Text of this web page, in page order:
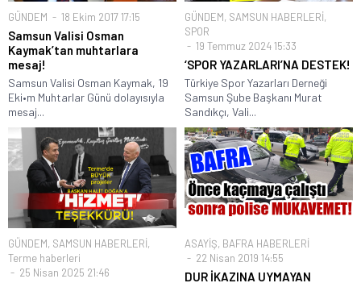
GÜNDEM 18 Ekim 2017 17:15
Samsun Valisi Osman
Kaymak’tan muhtarlara
mesaj!
Samsun Valisi Osman Kaymak, 19
Eki•m Muhtarlar Günü dolayısıyla
mesaj...
GÜNDEM, SAMSUN HABERLERİ,
SPOR
19 Temmuz 2024 15:33
‘SPOR YAZARLARI’NA DESTEK!
Türkiye Spor Yazarları Derneği
Samsun Şube Başkanı Murat
Sandıkçı, Vali...
GÜNDEM, SAMSUN HABERLERİ,
Terme haberleri
25 Nisan 2025 21:46
ASAYİŞ, BAFRA HABERLERİ
22 Nisan 2019 14:55
DUR İKAZINA UYMAYAN